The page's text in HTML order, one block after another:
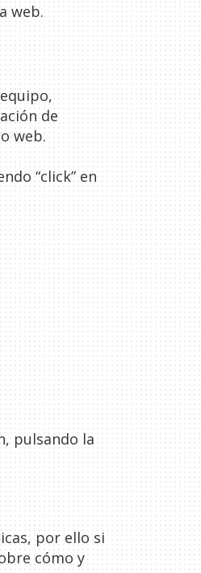
web.
de
web.
“click” en
pulsando la
por ello si
cómo y